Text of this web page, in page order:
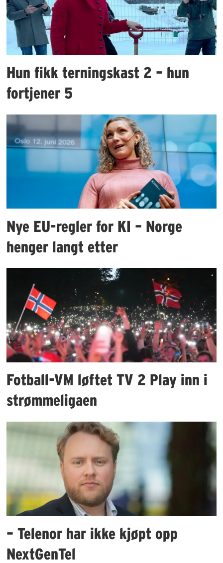
Hun fikk terningskast 2 – hun
fortjener 5
Nye EU-regler for KI – Norge
henger langt etter
Fotball-VM løftet TV 2 Play inn i
strømmeligaen
– Telenor har ikke kjøpt opp
NextGenTel